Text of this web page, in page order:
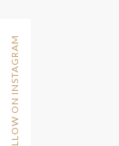
FOLLOW ON INSTAGRAM